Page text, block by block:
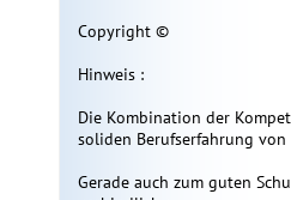
Copyright ©
Hinweis :
Die Kombination der
soliden Berufserfahrung
Gerade auch zum guten